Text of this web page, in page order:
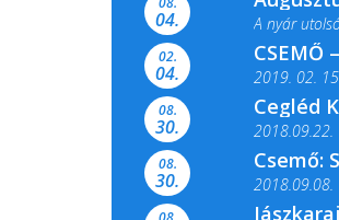
04. A nyár
02.
04.
CSEMŐ
2019. 02.
Színes és
08.
30.
Cegléd
2018.09.22.
08.
30.
Csemő:
2018.09.08.